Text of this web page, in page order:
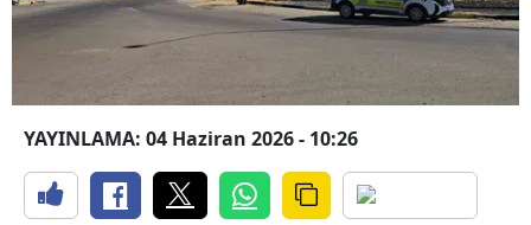
YAYINLAMA: 04 Haziran 2026 - 10:26